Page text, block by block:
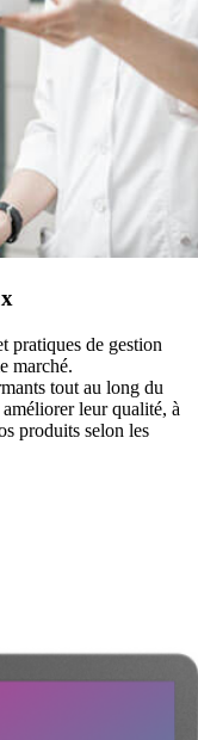
pratiques de gestion
marché.
tout au long du
leur qualité, à
produits selon les